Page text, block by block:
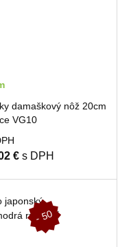
damaškový nôž 20cm
VG10
€s DPH
-
5
0